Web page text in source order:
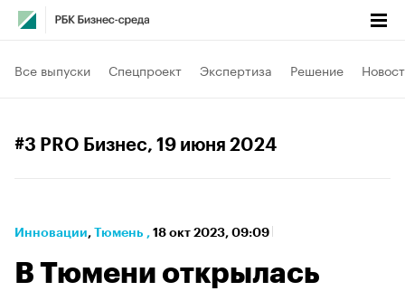
Все выпуски Спецпроект Экспертиза Решение
#3 PRO Бизнес, 19 июня 2024
Инновации⁠, Тюмень , 18 окт 2023, 09:09
В Тюмени открылась